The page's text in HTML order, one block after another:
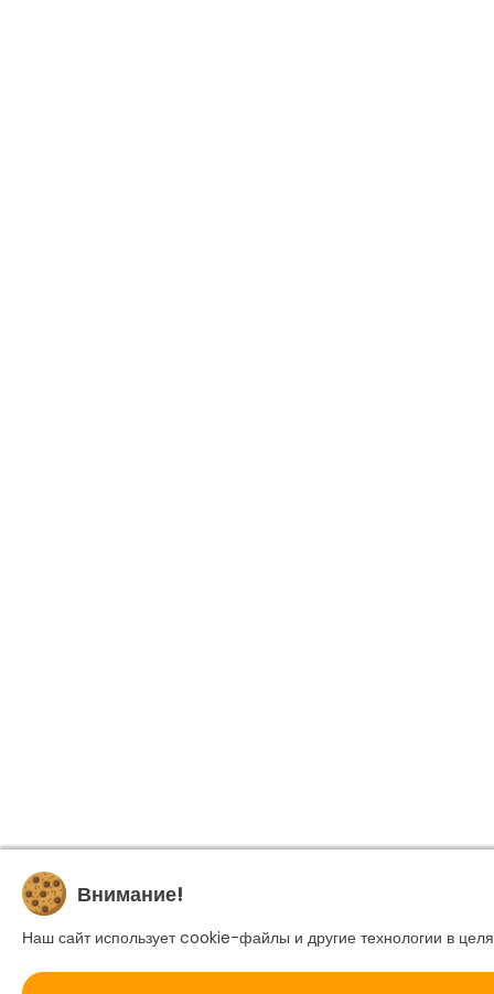
Внимание!
Наш сайт использует cookie-файлы и другие технологии в